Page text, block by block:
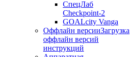
СпецЛаб
Checkpoint-2
GOALcity Vanga
Оффлайн версииЗагрузка
оффлайн версий
инструкций